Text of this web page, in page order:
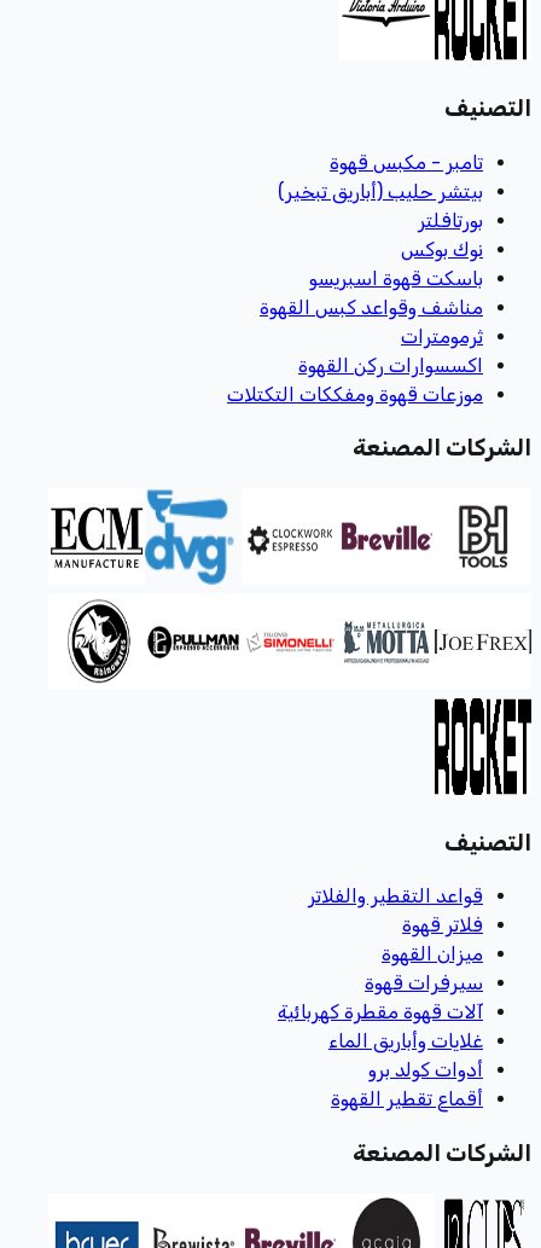
التصنيف
تامبر - مكبس قهوة
بيتشر حليب (أباريق تبخير)
بورتافلتر
نوك بوكس
باسكت قهوة اسبريسو
مناشف وقواعد كبس القهوة
ثرمومترات
اكسسوارات ركن القهوة
موزعات قهوة ومفككات التكتلات
الشركات المصنعة
التصنيف
قواعد التقطير والفلاتر
فلاتر قهوة
ميزان القهوة
سيرفرات قهوة
آلات قهوة مقطرة كهربائية
غلايات وأباريق الماء
أدوات كولد برو
أقماع تقطير القهوة
الشركات المصنعة